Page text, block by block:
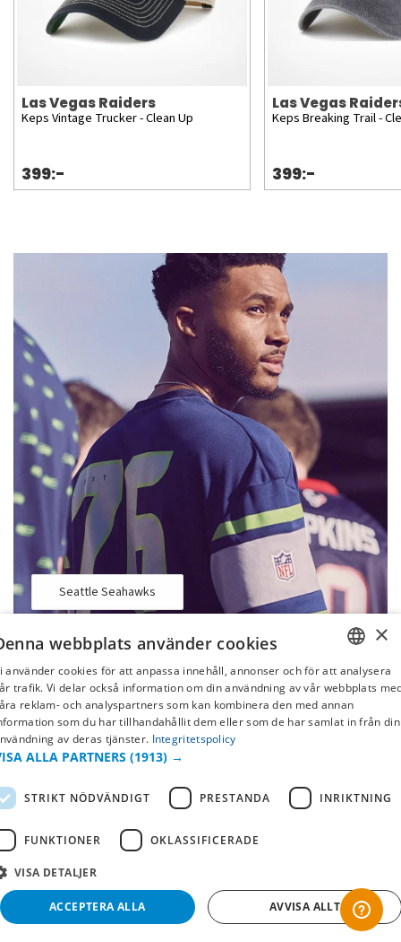
Las Vegas Raiders
Keps Vintage Trucker - Clean Up
399:-
Las Vegas
Keps Breaking Trail -
399:-
Seattle Seahawks
Seattle Seahawks
Keps Legend - MVP
Seattle
Logo Oversized Tee
SWEDISH
FI
×
webbplats använder cookies
använder cookies för att anpassa innehåll, annonser och för att analysera
trafik. Vi delar också information om din användning av vår webbplats
reklam- och analyspartners som kan kombinera den med annan
som du har tillhandahållit dem eller som de har samlat in från din
av deras tjänster. Integritetspolicy
ALLA PARTNERS (1913) →
STRIKT NÖDVÄNDIGT PRESTANDA INRIKTNING
FUNKTIONER OKLASSIFICERADE
VISA DETALJER
ACCEPTERA ALLA AVVISA ALLT